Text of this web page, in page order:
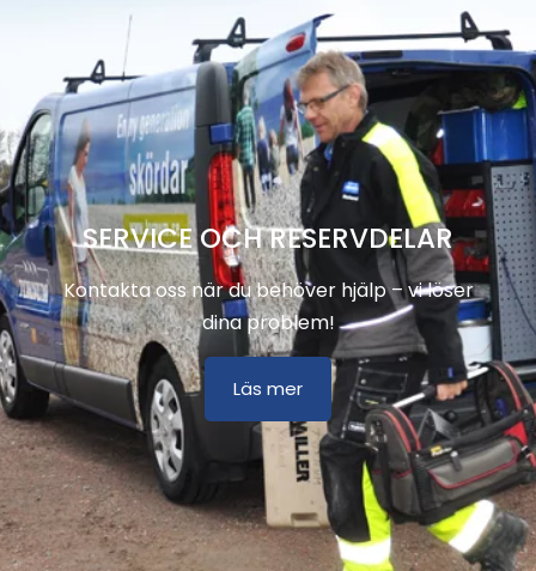
SERVICE OCH RESERVDELAR
Kontakta oss när du behöver hjälp – vi löser
dina problem!
Läs mer